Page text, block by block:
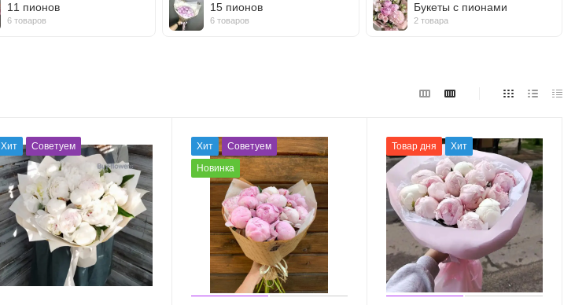
11 пионов
6 товаров
15 пионов
6 товаров
Букеты с пионами
2 товара
Хит Советуем Хит
Советуем
Новинка
Товар дня Хит